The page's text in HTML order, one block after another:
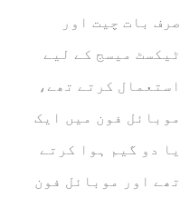
صرف بات چیت اور
ٹیکسٹ میسج کے لیے
استعمال کرتے تھے،
موبائل فون میں ایک
یا دو گیم ہوا کرتے
تھے اور موبائل فون